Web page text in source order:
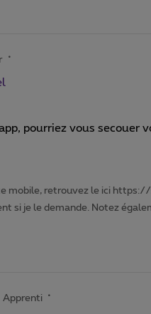
pourriez vous secouer
mobile, retrouvez le ici
si je le demande. Notez
Apprenti